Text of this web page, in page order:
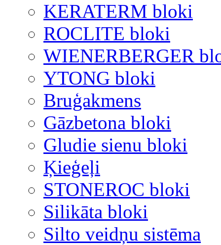
KERATERM bloki
ROCLITE bloki
WIENERBERGER
YTONG bloki
Bruģakmens
Gāzbetona bloki
Gludie sienu bloki
Ķieģeļi
STONEROC bloki
Silikāta bloki
Silto veidņu sistēma